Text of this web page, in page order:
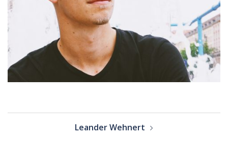
Leander Wehnert